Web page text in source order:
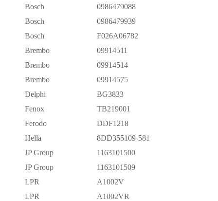
Bosch
0986479088
Bosch
0986479939
Bosch
F026A06782
Brembo
09914511
Brembo
09914514
Brembo
09914575
Delphi
BG3833
Fenox
TB219001
Ferodo
DDF1218
Hella
8DD355109-581
JP Group
1163101500
JP Group
1163101509
LPR
A1002V
LPR
A1002VR